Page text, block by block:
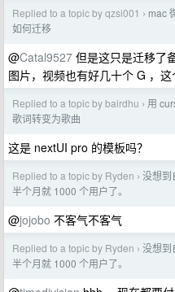
Replied to a topic by qzsi001 › mac
如何迁移
@Catal9527 但是这只是迁移了
图片，视频也有好几十个 G ，
Replied to a topic by bairdhu › 用
歌词转变为歌曲
这是 nextUI pro 的模板吗？
Replied to a topic by Ryden › 没想到
半个月就 1000 个用户了。
@jojobo 不客气不客气
Replied to a topic by Ryden › 没想到
半个月就 1000 个用户了。